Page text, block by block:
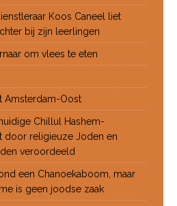
Koos Caneel liet
bij zijn leerlingen
om vlees te eten
Amsterdam-Oost
Chillul Hashem-
door religieuze Joden en
veroordeeld
een Chanoekaboom, maar
is geen joodse zaak